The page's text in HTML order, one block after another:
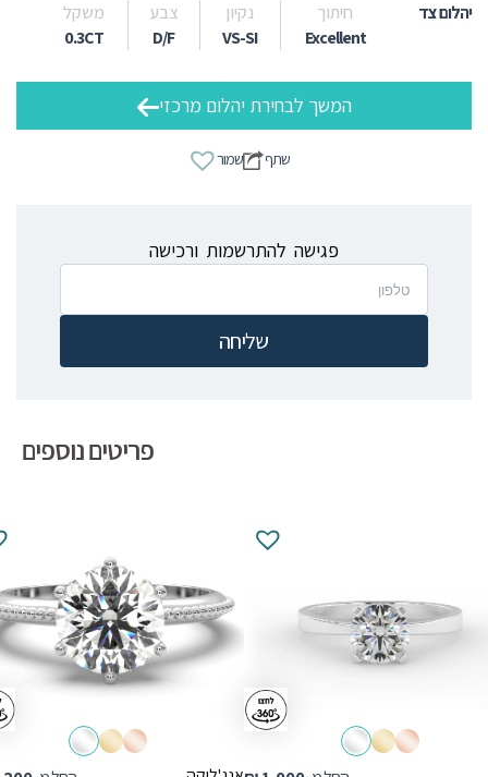
יהלום צד חיתוך נקיון צבע
משקל
Excellent
VS-SI
D/F
0.3CT
המשך לבחירת יהלום מרכזי
שמור שתף
פגישה להתרשמות ורכישה
שליחה
פריטים נוספים